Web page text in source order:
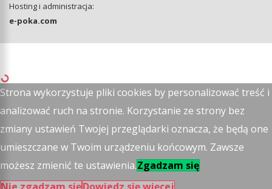
Hosting i administracja:
e-poka.com
Strona wykorzystuje pliki cookies by personalizować treść i
analizować ruch na stronie. Korzystanie ze strony bez
zmiany ustawień Twojej przeglądarki oznacza, że będą one
umieszczane w Twoim urządzeniu końcowym. Zawsze
możesz zmienić te ustawienia.Zgadzam się